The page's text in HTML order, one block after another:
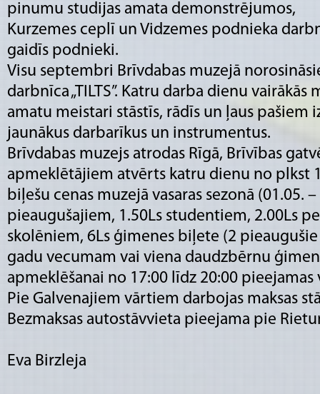
pinumu studijas amata demonstrējumos,
Kurzemes ceplī un Vidzemes podnieka
gaidīs podnieki.
Visu septembri Brīvdabas muzejā
darbnīca „TILTS”. Katru darba dienu vairākās
amatu meistari stāstīs, rādīs un ļaus pašiem
jaunākus darbarīkus un instrumentus.
Brīvdabas muzejs atrodas Rīgā, Brīvības
apmeklētājiem atvērts katru dienu no plkst
biļešu cenas muzejā vasaras sezonā (01.05. –
pieaugušajiem, 1.50Ls studentiem, 2.00Ls
skolēniem, 6Ls ģimenes biļete (2
gadu vecumam vai viena daudzbērnu
apmeklēšanai no 17:00 līdz 20:00 pieejamas
Pie Galvenajiem vārtiem darbojas maksas
Bezmaksas autostāvvieta pieejama pie
Eva Birzleja